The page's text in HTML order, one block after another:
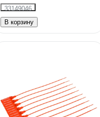
белый, 50 штук/упаковка
624295
33149046
В корзину